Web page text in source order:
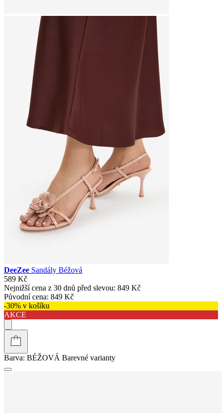
DeeZee Sandály Béžová
589 Kč
Nejnižší cena z 30 dnů před slevou: 849 Kč
Původní cena: 849 Kč
-30% v košíku
AKCE
Barva: BÉŽOVÁ Barevné varianty